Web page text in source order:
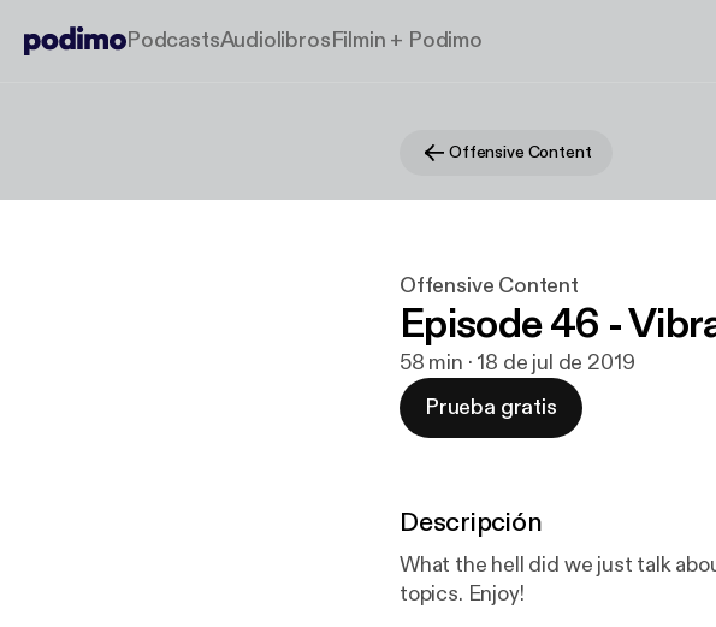
PodcastsAudiolibrosFilmin + Podimo
Offensive Content
Offensive Content
Episode 46 -
58 min · 18 de jul de 2019
Prueba gratis
Descripción
What the hell did we just talk
topics. Enjoy!